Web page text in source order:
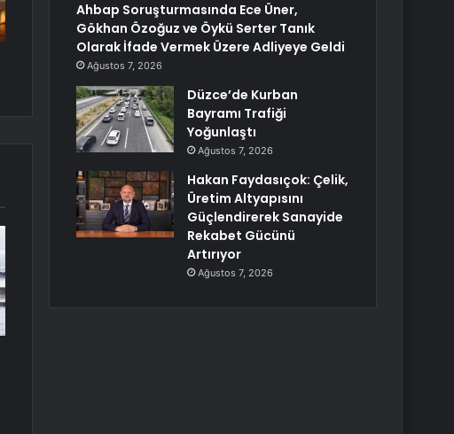
Ahbap Soruşturmasında Ece Üner,
Gökhan Özoğuz ve Öykü Serter Tanık
Olarak İfade Vermek Üzere Adliyeye Geldi
Ağustos 7, 2026
Düzce’de Kurban
Bayramı Trafiği
Yoğunlaştı
Ağustos 7, 2026
Hakan Faydasıçok: Çelik,
Üretim Altyapısını
Güçlendirerek Sanayide
Rekabet Gücünü
Artırıyor
Ağustos 7, 2026